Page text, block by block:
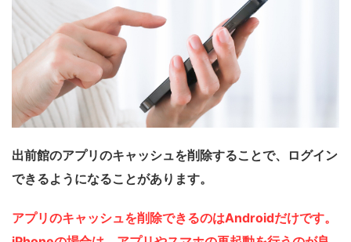
出前館のアプリのキャッシュを削除することで、ログイン
できるようになることがあります。
アプリのキャッシュを削除できるのはAndroidだけです。